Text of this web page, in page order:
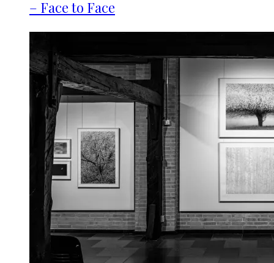
– Face to Face